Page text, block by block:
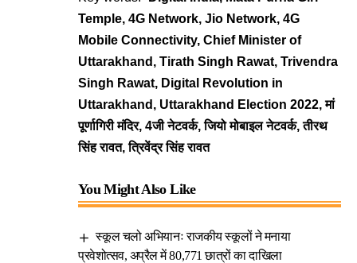
Temple, 4G Network, Jio Network, 4G
Mobile Connectivity, Chief Minister of
Uttarakhand, Tirath Singh Rawat, Trivendra
Singh Rawat, Digital Revolution in
Uttarakhand, Uttarakhand Election 2022, मां
पूर्णागिरी मंदिर, 4जी नेटवर्क, जियो मोबाइल नेटवर्क, तीरथ
सिंह रावत, त्रिवेंद्र सिंह रावत
You Might Also Like
स्कूल चलो अभियानः राजकीय स्कूलों ने मनाया
प्रवेशोत्सव, अप्रैल में 80,771 छात्रों का दाखिला